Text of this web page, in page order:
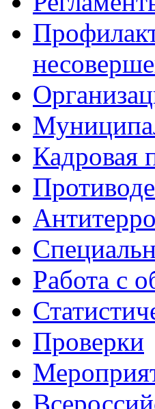
Кадровая
Работа с
Проверки